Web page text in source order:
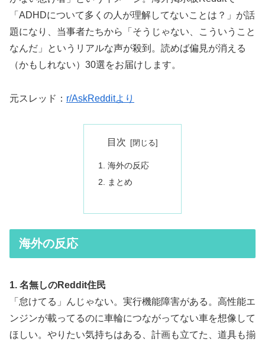
「ADHDについて多くの人が理解してないことは？」が話
題になり、当事者たちから「そうじゃない、こういうこと
なんだ」というリアルな声が殺到。読めば偏見が消える
（かもしれない）30選をお届けします。
元スレッド： r/AskRedditより
目次
海外の反応
まとめ
海外の反応
1. 名無しのReddit住民
「怠けてる」んじゃない。実行機能障害がある。高性能エ
ンジンが載ってるのに車輪につながってない車を想像して
ほしい。やりたい気持ちはある、計画も立てた、道具も揃